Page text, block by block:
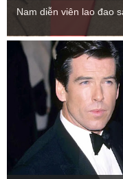
Nam diễn viên lao đao